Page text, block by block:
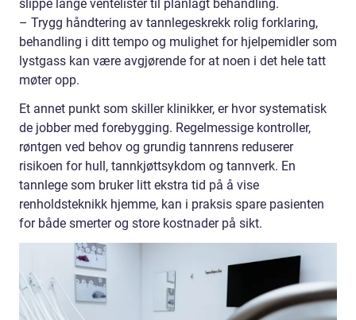
slippe lange ventelister til planlagt behandling.
– Trygg håndtering av tannlegeskrekk rolig forklaring,
behandling i ditt tempo og mulighet for hjelpemidler som
lystgass kan være avgjørende for at noen i det hele tatt
møter opp.
Et annet punkt som skiller klinikker, er hvor systematisk
de jobber med forebygging. Regelmessige kontroller,
røntgen ved behov og grundig tannrens reduserer
risikoen for hull, tannkjøttsykdom og tannverk. En
tannlege som bruker litt ekstra tid på å vise
renholdsteknikk hjemme, kan i praksis spare pasienten
for både smerter og store kostnader på sikt.